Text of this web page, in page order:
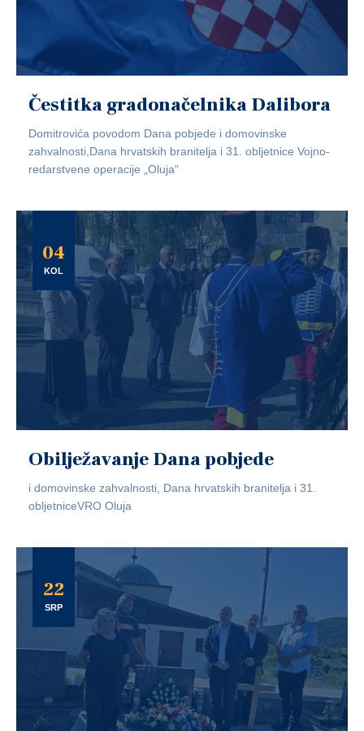
Čestitka gradonačelnika Dalibora
Domitrovića povodom Dana pobjede i domovinske
zahvalnosti,Dana hrvatskih branitelja i 31. obljetnice Vojno-
redarstvene operacije „Oluja“
04
KOL
Obilježavanje Dana pobjede
i domovinske zahvalnosti, Dana hrvatskih branitelja i 31.
obljetniceVRO Oluja
22
SRP